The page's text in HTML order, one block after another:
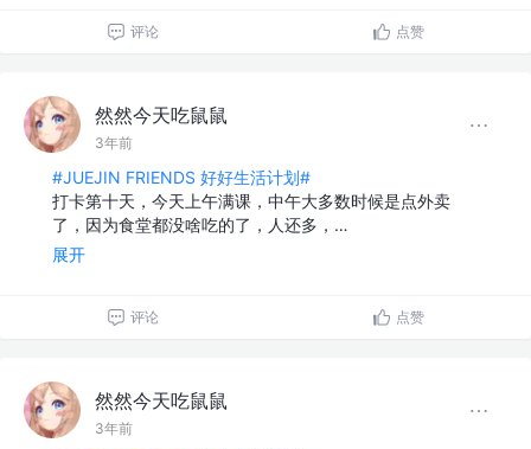
评论 点赞
然然今天吃鼠鼠
3年前
#JUEJIN FRIENDS 好好生活计划#
打卡第十天，今天上午满课，中午大多数时候是点外卖
了，因为食堂都没啥吃的了，人还多，…
展开
评论 点赞
然然今天吃鼠鼠
3年前